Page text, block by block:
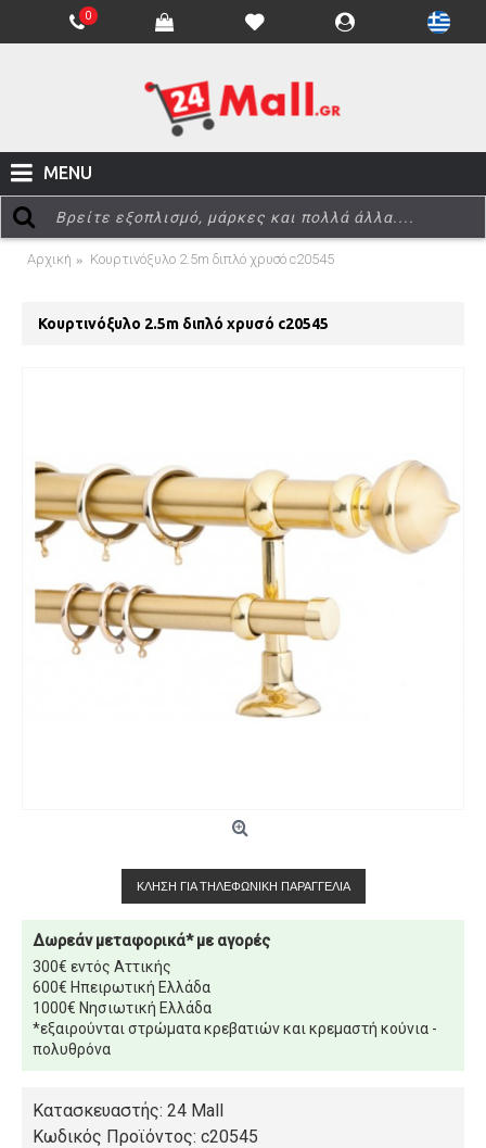
0
MENU
Αρχική Κουρτινόξυλο 2.5m διπλό χρυσό c20545
Κουρτινόξυλο 2.5m διπλό χρυσό c20545
ΚΛΉΣΗ ΓΙΑ ΤΗΛΕΦΩΝΙΚΉ ΠΑΡΑΓΓΕΛΊΑ
Δωρεάν μεταφορικά* με αγορές
300€ εντός Αττικής
600€ Ηπειρωτική Ελλάδα
1000€ Νησιωτική Ελλάδα
*εξαιρούνται στρώματα κρεβατιών και κρεμαστή κούνια -
πολυθρόνα
Κατασκευαστής: 24 Mall
Κωδικός Προϊόντος: c20545